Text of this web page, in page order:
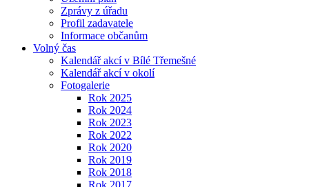
Zprávy z úřadu
Profil zadavatele
Informace občanům
Volný čas
Kalendář akcí v Bílé Třemešné
Kalendář akcí v okolí
Fotogalerie
Rok 2025
Rok 2024
Rok 2023
Rok 2022
Rok 2020
Rok 2019
Rok 2018
Rok 2017